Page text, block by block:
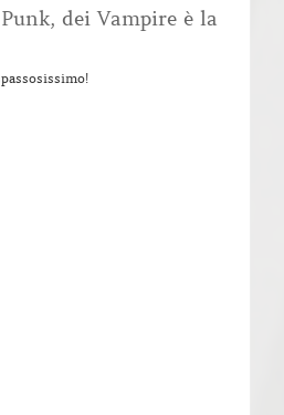
dei Vampire è la